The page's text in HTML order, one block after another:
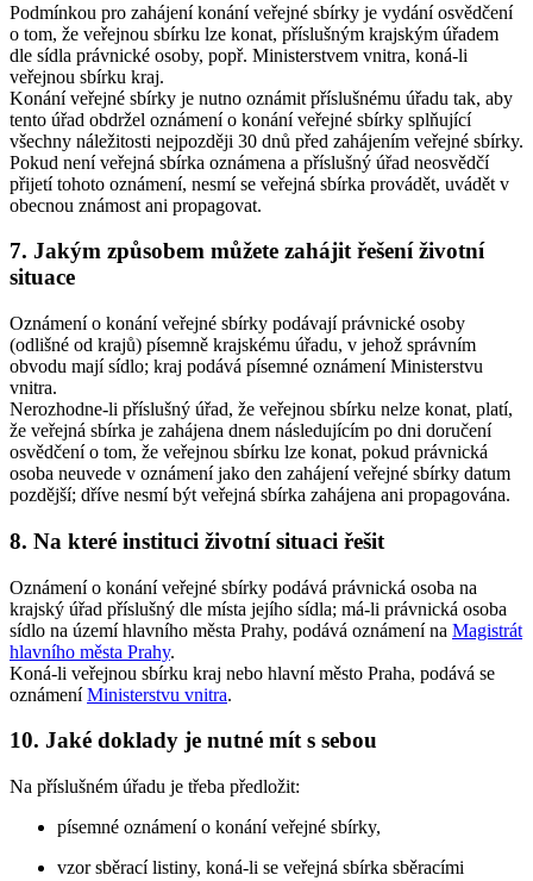
Podmínkou pro zahájení konání veřejné sbírky je vydání osvědčení
o tom, že veřejnou sbírku lze konat, příslušným krajským úřadem
dle sídla právnické osoby, popř. Ministerstvem vnitra, koná-li
veřejnou sbírku kraj.
Konání veřejné sbírky je nutno oznámit příslušnému úřadu tak, aby
tento úřad obdržel oznámení o konání veřejné sbírky splňující
všechny náležitosti nejpozději 30 dnů před zahájením veřejné sbírky.
Pokud není veřejná sbírka oznámena a příslušný úřad neosvědčí
přijetí tohoto oznámení, nesmí se veřejná sbírka provádět, uvádět v
obecnou známost ani propagovat.
7. Jakým způsobem můžete zahájit řešení životní
situace
Oznámení o konání veřejné sbírky podávají právnické osoby
(odlišné od krajů) písemně krajskému úřadu, v jehož správním
obvodu mají sídlo; kraj podává písemné oznámení Ministerstvu
vnitra.
Nerozhodne-li příslušný úřad, že veřejnou sbírku nelze konat, platí,
že veřejná sbírka je zahájena dnem následujícím po dni doručení
osvědčení o tom, že veřejnou sbírku lze konat, pokud právnická
osoba neuvede v oznámení jako den zahájení veřejné sbírky datum
pozdější; dříve nesmí být veřejná sbírka zahájena ani propagována.
8. Na které instituci životní situaci řešit
Oznámení o konání veřejné sbírky podává právnická osoba na
krajský úřad příslušný dle místa jejího sídla; má-li právnická osoba
sídlo na území hlavního města Prahy, podává oznámení na Magistrát
hlavního města Prahy.
Koná-li veřejnou sbírku kraj nebo hlavní město Praha, podává se
oznámeníMinisterstvu vnitra.
10. Jaké doklady je nutné mít s sebou
Na příslušném úřadu je třeba předložit:
písemné oznámení o konání veřejné sbírky,
vzor sběrací listiny, koná-li se veřejná sbírka sběracími